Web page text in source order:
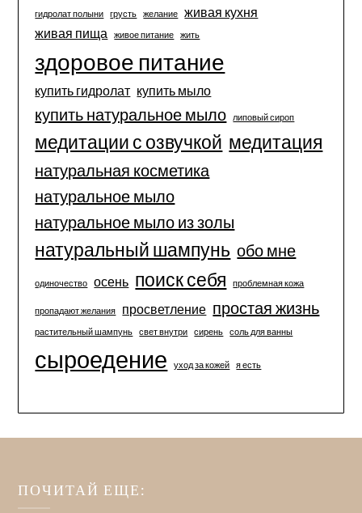
гидролат полыни грусть желание
живая кухня
живая пища
живое питание жить
здоровое питание
купить гидролат купить мыло
купить натуральное мыло липовый сироп
медитации с озвучкой медитация
натуральная косметика
натуральное мыло
натуральное мыло из золы
натуральный шампунь обо мне
одиночество осень поиск себя проблемная кожа
пропадают желания просветление простая жизнь
растительный шампунь свет внутри сирень соль для ванны
сыроедение уход за кожей я есть
ПОЧИТАЙ ЕЩЕ: